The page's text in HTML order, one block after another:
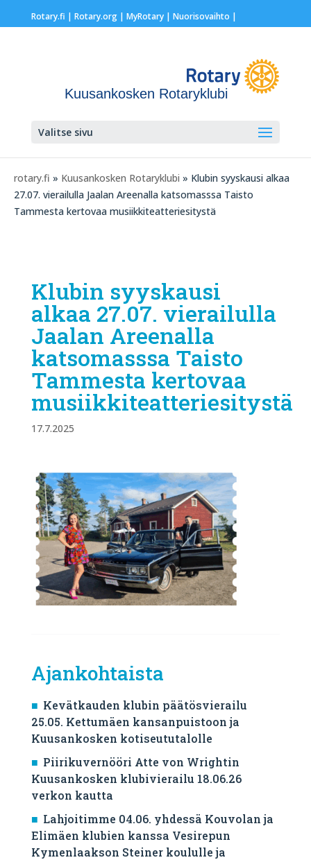
Rotary.fi | Rotary.org| MyRotary | Nuorisovaihto |
Kuusankosken Rotaryklubi
Valitse sivu
rotary.fi » Kuusankosken Rotaryklubi » Klubin syyskausi alkaa
27.07. vierailulla Jaalan Areenalla katsomasssa Taisto
Tammesta kertovaa musiikkiteatteriesitystä
Klubin syyskausi
alkaa 27.07. vierailulla
Jaalan Areenalla
katsomasssa Taisto
Tammesta kertovaa
musiikkiteatteriesitystä
17.7.2025
Ajankohtaista
Kevätkauden klubin päätösvierailu
25.05. Kettumäen kansanpuistoon ja
Kuusankosken kotiseututalolle
Piirikuvernööri Atte von Wrightin
Kuusankosken klubivierailu 18.06.26
verkon kautta
Lahjoitimme 04.06. yhdessä Kouvolan ja
Elimäen klubien kanssa Vesirepun
Kymenlaakson Steiner koululle ja